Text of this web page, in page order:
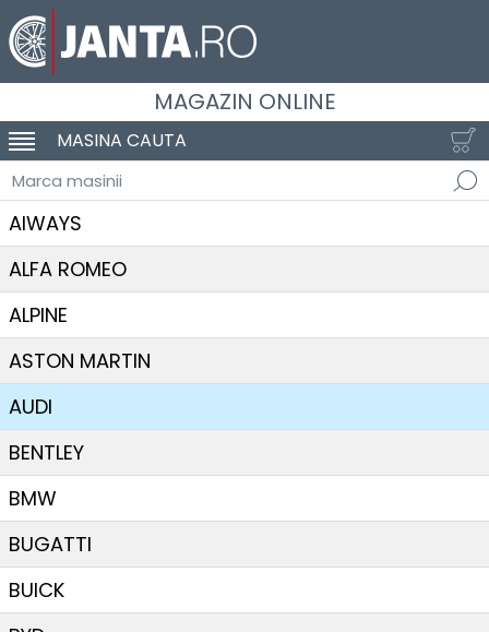
MAGAZIN ONLINE
SCHIMBA NAVIGAREA
MASINA CAUTA
Marca masinii
AIWAYS
ALFA ROMEO
ALPINE
ASTON MARTIN
AUDI
BENTLEY
BMW
BUGATTI
BUICK